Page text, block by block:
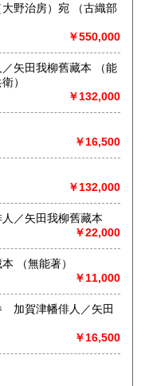
雜誌ヲ弊店ヘ御賣リ下
册デモ結構デス弊店
御滿足ノ行ク樣勉強
古典籍、近代文献、
明治文献 古文書
）宛 （古織部
￥550,000
田我柳舊藏本 （能
）
￥132,000
￥16,500
￥132,000
／矢田我柳舊藏本
￥22,000
三要語 加賀津幡俳人／矢田我柳舊藏本 （無能著）
￥11,000
賀津幡俳人／矢田
￥16,500